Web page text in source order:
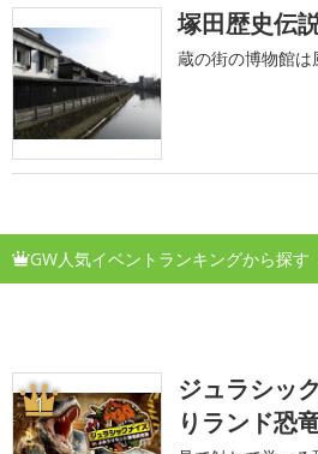
塚田歴史伝
蔵の街の博物館
GW人気イベントランキングから探す
1
ジュラシッ
りランド恐